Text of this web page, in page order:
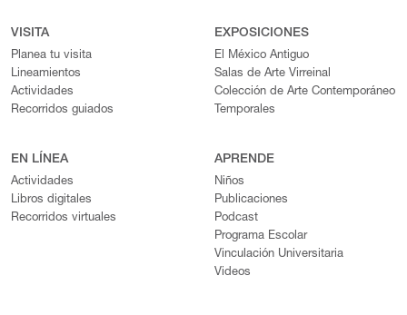
VISITA
Planea tu visita
Lineamientos
Actividades
Recorridos guiados
EXPOSICIONES
El México Antiguo
Salas de Arte Virreinal
Colección de Arte Contemporáneo
Temporales
EN LÍNEA
Actividades
Libros digitales
Recorridos virtuales
APRENDE
Niños
Publicaciones
Podcast
Programa Escolar
Vinculación Universitaria
Videos